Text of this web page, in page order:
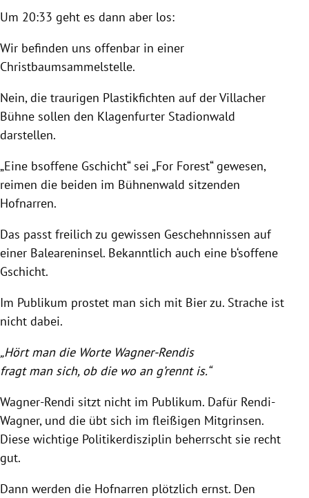
Um 20:33 geht es dann aber los:
Wir befinden uns offenbar in einer
Christbaumsammelstelle.
Nein, die traurigen Plastikfichten auf der Villacher
Bühne sollen den Klagenfurter Stadionwald
darstellen.
„Eine bsoffene Gschicht“ sei „For Forest“ gewesen,
reimen die beiden im Bühnenwald sitzenden
Hofnarren.
Das passt freilich zu gewissen Geschehnnissen auf
einer Baleareninsel. Bekanntlich auch eine b‘soffene
Gschicht.
Im Publikum prostet man sich mit Bier zu. Strache ist
nicht dabei.
„Hört man die Worte Wagner-Rendis
fragt man sich, ob die wo an g’rennt is.“
Wagner-Rendi sitzt nicht im Publikum. Dafür Rendi-
Wagner, und die übt sich im fleißigen Mitgrinsen.
Diese wichtige Politikerdisziplin beherrscht sie recht
gut.
Dann werden die Hofnarren plötzlich ernst. Den